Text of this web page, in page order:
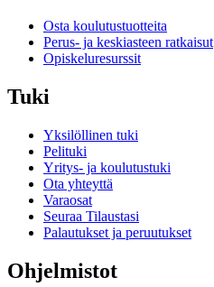
Osta koulutustuotteita
Perus- ja keskiasteen ratkaisut
Opiskeluresurssit
Tuki
Yksilöllinen tuki
Pelituki
Yritys- ja koulutustuki
Ota yhteyttä
Varaosat
Seuraa Tilaustasi
Palautukset ja peruutukset
Ohjelmistot